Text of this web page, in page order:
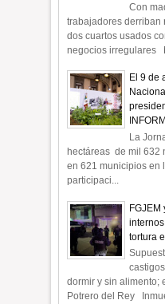
Con
trabajadores derriban
dos cuartos usados
negocios irregulares
El 9 de
La
hectáreas de mil 632
en 621 municipios en
participaci...
FGJEM
tortura
dormir y sin alimento;
Potrero del Rey